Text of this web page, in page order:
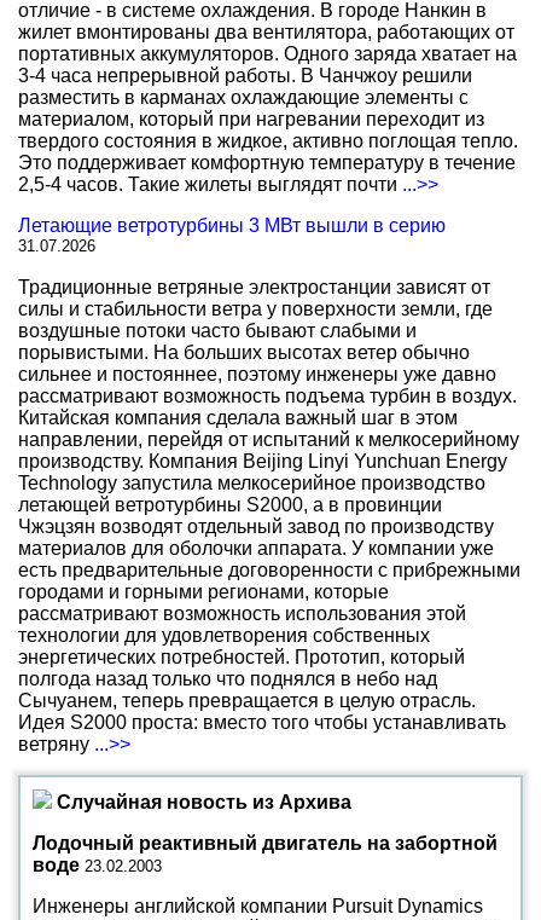
отличие - в системе охлаждения. В городе Нанкин в
жилет вмонтированы два вентилятора, работающих от
портативных аккумуляторов. Одного заряда хватает на
3-4 часа непрерывной работы. В Чанчжоу решили
разместить в карманах охлаждающие элементы с
материалом, который при нагревании переходит из
твердого состояния в жидкое, активно поглощая тепло.
Это поддерживает комфортную температуру в течение
2,5-4 часов. Такие жилеты выглядят почти ...>>
Летающие ветротурбины 3 МВт вышли в серию
31.07.2026
Традиционные ветряные электростанции зависят от
силы и стабильности ветра у поверхности земли, где
воздушные потоки часто бывают слабыми и
порывистыми. На больших высотах ветер обычно
сильнее и постояннее, поэтому инженеры уже давно
рассматривают возможность подъема турбин в воздух.
Китайская компания сделала важный шаг в этом
направлении, перейдя от испытаний к мелкосерийному
производству. Компания Beijing Linyi Yunchuan Energy
Technology запустила мелкосерийное производство
летающей ветротурбины S2000, а в провинции
Чжэцзян возводят отдельный завод по производству
материалов для оболочки аппарата. У компании уже
есть предварительные договоренности с прибрежными
городами и горными регионами, которые
рассматривают возможность использования этой
технологии для удовлетворения собственных
энергетических потребностей. Прототип, который
полгода назад только что поднялся в небо над
Сычуанем, теперь превращается в целую отрасль.
Идея S2000 проста: вместо того чтобы устанавливать
ветряну ...>>
Случайная новость из Архива
Лодочный реактивный двигатель на забортной
воде 23.02.2003
Инженеры английской компании Pursuit Dynamics